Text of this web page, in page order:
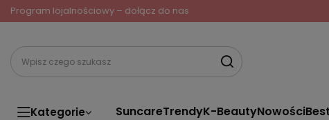
Program lojalnościowy – dołącz do nas
Kategorie SuncareTrendyK-BeautyNowości